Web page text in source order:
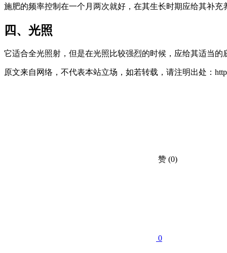
施肥的频率控制在一个月两次就好，在其生长时期应给其补
四、光照
它适合全光照射，但是在光照比较强烈的时候，应给其适当
原文来自网络，不代表本站立场，如若转载，请注明出处：
赞 (0)
0